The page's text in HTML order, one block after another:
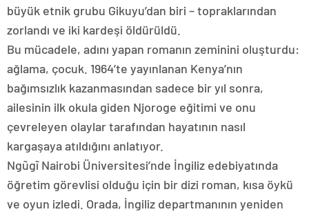
büyük etnik grubu Gikuyu’dan biri – topraklarından
zorlandı ve iki kardeşi öldürüldü.
Bu mücadele, adını yapan romanın zeminini oluşturdu:
ağlama, çocuk. 1964’te yayınlanan Kenya’nın
bağımsızlık kazanmasından sadece bir yıl sonra,
ailesinin ilk okula giden Njoroge eğitimi ve onu
çevreleyen olaylar tarafından hayatının nasıl
kargaşaya atıldığını anlatıyor.
Ngũgĩ Nairobi Üniversitesi’nde İngiliz edebiyatında
öğretim görevlisi olduğu için bir dizi roman, kısa öykü
ve oyun izledi. Orada, İngiliz departmanının yeniden